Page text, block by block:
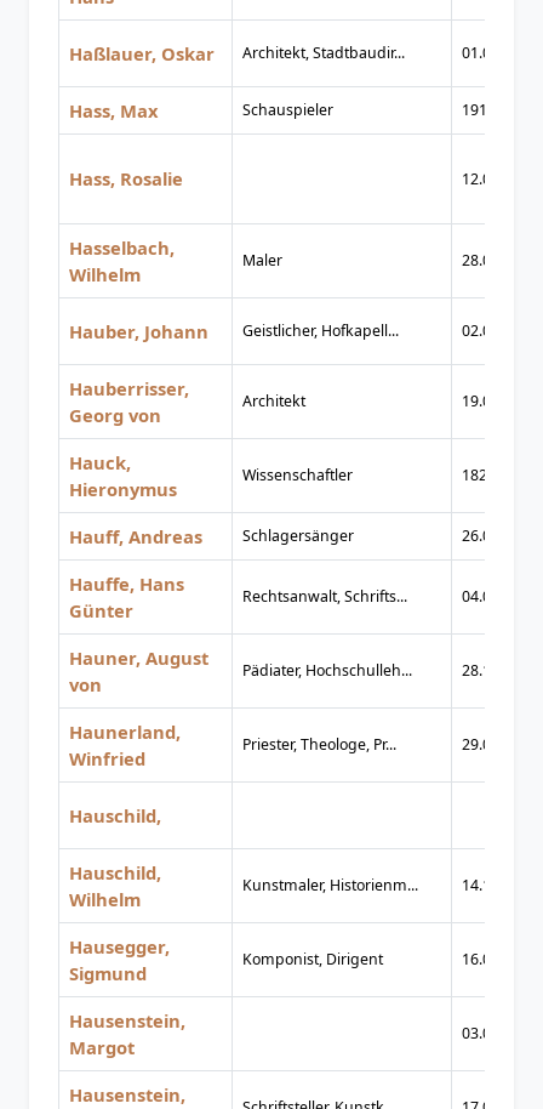
Haßlauer, Oskar Architekt, Stadtbaudir... 01.02.1902
Hass, Max Schauspieler 1914
Hass, Rosalie 12.03.1921
Hasselbach,
Wilhelm
Maler 28.06.1846
Hauber, Johann Geistlicher, Hofkapell... 02.08.1778
Hauberrisser,
Georg von
Architekt 19.03.1841
Hauck,
Hieronymus
Wissenschaftler 1825
Hauff, Andreas Schlagersänger 26.01.1933
Hauffe, Hans
Günter
Rechtsanwalt, Schrifts... 04.03.1904
Hauner, August
von
Pädiater, Hochschulleh... 28.10.1811
Haunerland,
Winfried
Priester, Theologe, Pr... 29.03.1956
Hauschild,
Hauschild,
Wilhelm
Kunstmaler, Historienm... 14.11.1827
Hausegger,
Sigmund
Komponist, Dirigent 16.08.1872
Hausenstein,
Margot
03.09.1890
Hausenstein,